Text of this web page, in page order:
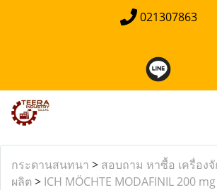
021307863
กระดานสนทนา > สอบถาม หาซื้อ เครื่อง
ผลิต > ICH MÖCHTE MODAFINIL 200